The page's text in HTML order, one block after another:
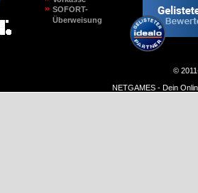
SOFORT-
Überweisung
©
NETGAMES - Dein